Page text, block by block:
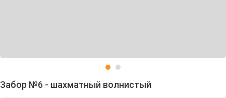
Забор №6 - шахматный волнистый